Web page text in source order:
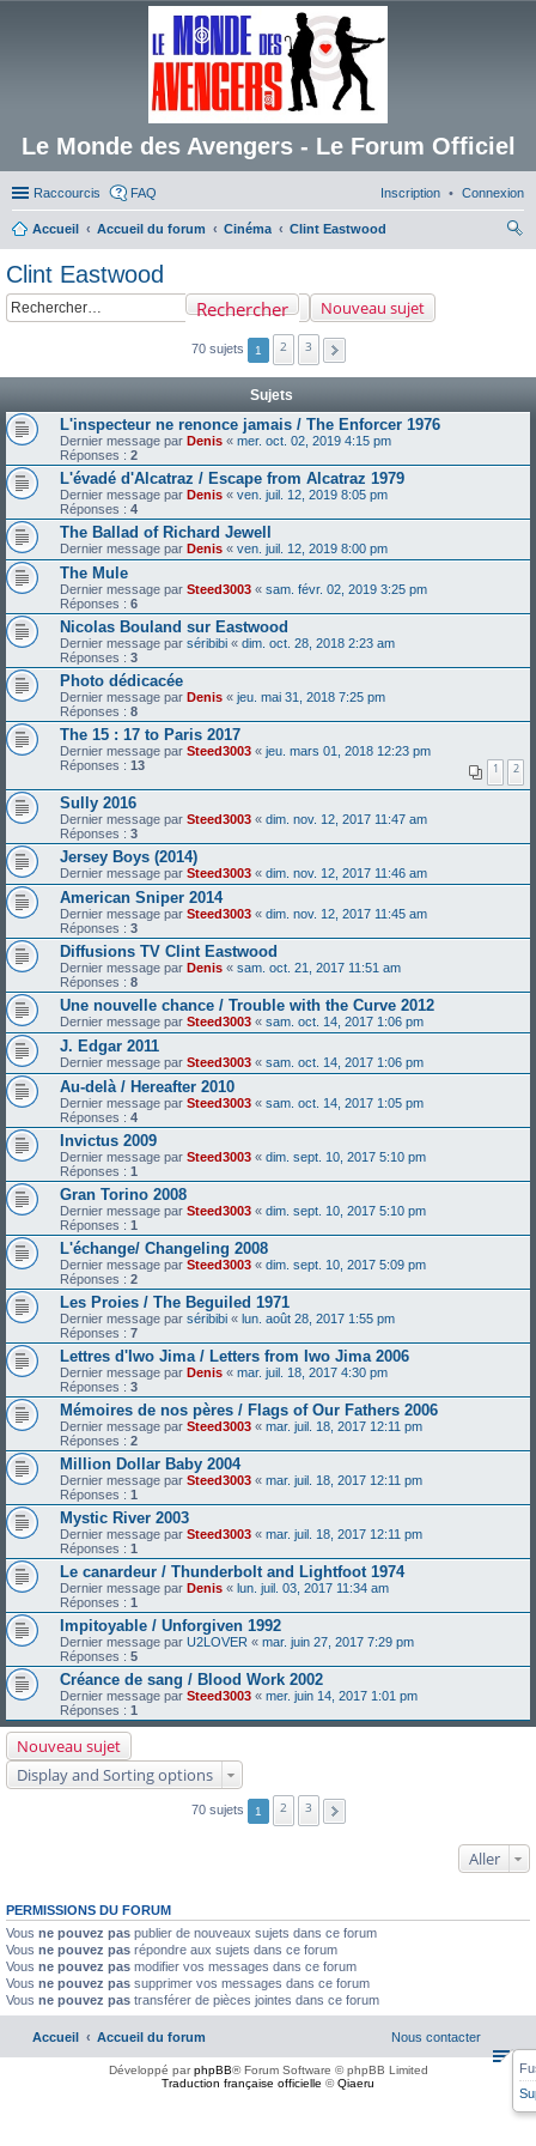
Le Monde des Avengers - Le Forum Officiel
Raccourcis FAQ Connexion
Inscription
Accueil Accueil du forum Cinéma
Clint Eastwood
Clint Eastwood
Nouveau sujet
Rechercher
70 sujets 1 2 3
Sujets
L'inspecteur ne renonce jamais / The Enforcer 1976
Dernier message par Denis « mer. oct. 02, 2019 4:15 pm
Réponses : 2
L'évadé d'Alcatraz / Escape from Alcatraz 1979
Dernier message par Denis « ven. juil. 12, 2019 8:05 pm
Réponses : 4
The Ballad of Richard Jewell
Dernier message par Denis « ven. juil. 12, 2019 8:00 pm
The Mule
Dernier message par Steed3003 « sam. févr. 02, 2019 3:25 pm
Réponses : 6
Nicolas Bouland sur Eastwood
Dernier message par séribibi « dim. oct. 28, 2018 2:23 am
Réponses : 3
Photo dédicacée
Dernier message par Denis « jeu. mai 31, 2018 7:25 pm
Réponses : 8
The 15 : 17 to Paris 2017
Dernier message par Steed3003 « jeu. mars 01, 2018 12:23 pm
Réponses : 13 1 2
Sully 2016
Dernier message par Steed3003 « dim. nov. 12, 2017 11:47 am
Réponses : 3
Jersey Boys (2014)
Dernier message par Steed3003 « dim. nov. 12, 2017 11:46 am
American Sniper 2014
Dernier message par Steed3003 « dim. nov. 12, 2017 11:45 am
Réponses : 3
Diffusions TV Clint Eastwood
Dernier message par Denis « sam. oct. 21, 2017 11:51 am
Réponses : 8
Une nouvelle chance / Trouble with the Curve 2012
Dernier message par Steed3003 « sam. oct. 14, 2017 1:06 pm
J. Edgar 2011
Dernier message par Steed3003 « sam. oct. 14, 2017 1:06 pm
Au-delà / Hereafter 2010
Dernier message par Steed3003 « sam. oct. 14, 2017 1:05 pm
Réponses : 4
Invictus 2009
Dernier message par Steed3003 « dim. sept. 10, 2017 5:10 pm
Réponses : 1
Gran Torino 2008
Dernier message par Steed3003 « dim. sept. 10, 2017 5:10 pm
Réponses : 1
L'échange/ Changeling 2008
Dernier message par Steed3003 « dim. sept. 10, 2017 5:09 pm
Réponses : 2
Les Proies / The Beguiled 1971
Dernier message par séribibi « lun. août 28, 2017 1:55 pm
Réponses : 7
Lettres d'Iwo Jima / Letters from Iwo Jima 2006
Dernier message par Denis « mar. juil. 18, 2017 4:30 pm
Réponses : 3
Mémoires de nos pères / Flags of Our Fathers 2006
Dernier message par Steed3003 « mar. juil. 18, 2017 12:11 pm
Réponses : 2
Million Dollar Baby 2004
Dernier message par Steed3003 « mar. juil. 18, 2017 12:11 pm
Réponses : 1
Mystic River 2003
Dernier message par Steed3003 « mar. juil. 18, 2017 12:11 pm
Réponses : 1
Le canardeur / Thunderbolt and Lightfoot 1974
Dernier message par Denis « lun. juil. 03, 2017 11:34 am
Réponses : 1
Impitoyable / Unforgiven 1992
Dernier message par U2LOVER « mar. juin 27, 2017 7:29 pm
Réponses : 5
Créance de sang / Blood Work 2002
Dernier message par Steed3003 « mer. juin 14, 2017 1:01 pm
Réponses : 1
Nouveau sujet
Display and Sorting options
70 sujets 1 2 3
Aller
PERMISSIONS DU FORUM
Vous ne pouvez pas publier de nouveaux sujets dans ce forum
Vous ne pouvez pas répondre aux sujets dans ce forum
Vous ne pouvez pas modifier vos messages dans ce forum
Vous ne pouvez pas supprimer vos messages dans ce forum
Vous ne pouvez pas transférer de pièces jointes dans ce forum
Accueil Accueil du forum Nous contacter
Développé parphpBB® Forum Software © phpBB Limited
Traduction française officielle ©Qiaeru